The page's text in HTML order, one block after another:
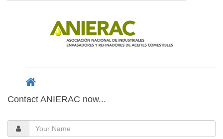
Contact ANIERAC now...
Your
Name